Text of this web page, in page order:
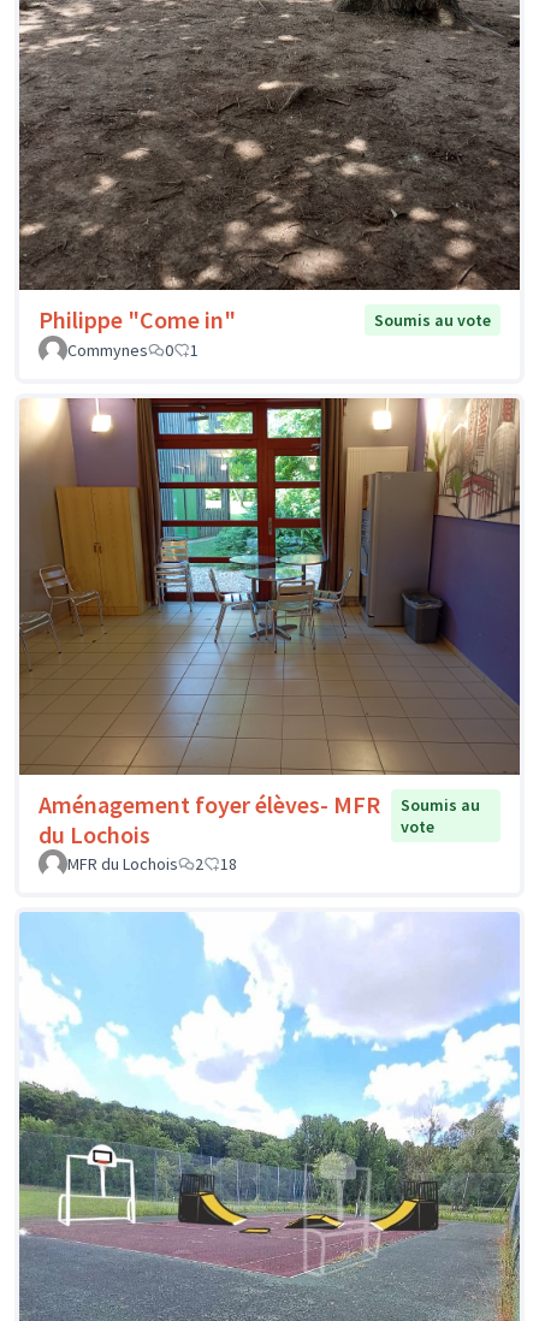
Philippe "Come in"
Soumis au vote
Commynes
0 1
Aménagement foyer élèves- MFR
du Lochois
Soumis au
vote
MFR du Lochois
2 18